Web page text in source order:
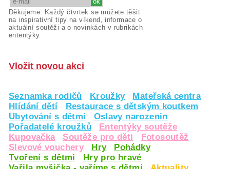
Děkujeme. Každý čtvrtek se můžete těšit
na inspirativní tipy na víkend, informace o
aktuální soutěži a o novinkách v rubrikách
ententýky.
Vložit novou akci
Seznamka rodičů Kroužky
Mateřská centra
Hlídání dětí
Restaurace s dětským koutkem
Ubytování s dětmi
Oslavy narozenin
Pořadatelé kroužků
Ententýky soutěže
Kupovačka
Soutěže pro děti
Fotosoutěž
Slevové vouchery
Hry
Pohádky
Tvoření s dětmi
Hry pro hravé